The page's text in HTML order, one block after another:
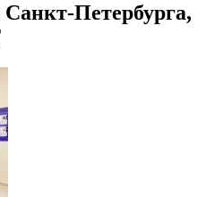
Петербурга,